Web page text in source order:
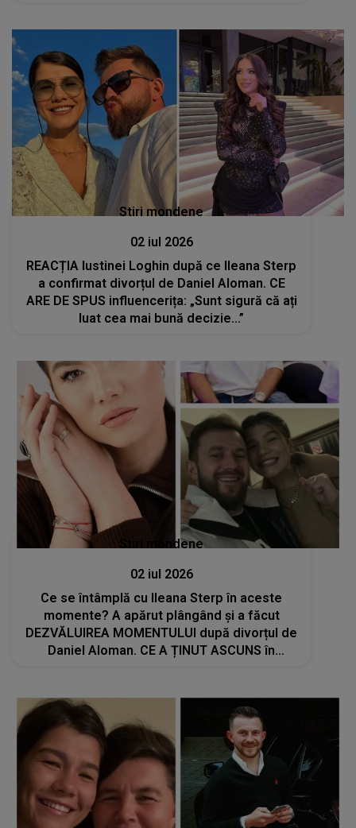
Stiri mondene
02 iul 2026
REACȚIA Iustinei Loghin după ce Ileana Sterp
a confirmat divorțul de Daniel Aloman. CE
ARE DE SPUS influencerița: „Sunt sigură că ați
luat cea mai bună decizie...”
Stiri mondene
02 iul 2026
Ce se întâmplă cu Ileana Sterp în aceste
momente? A apărut plângând și a făcut
DEZVĂLUIREA MOMENTULUI după divorțul de
Daniel Aloman. CE A ȚINUT ASCUNS în